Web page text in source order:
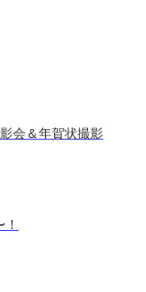
会＆年賀状撮影